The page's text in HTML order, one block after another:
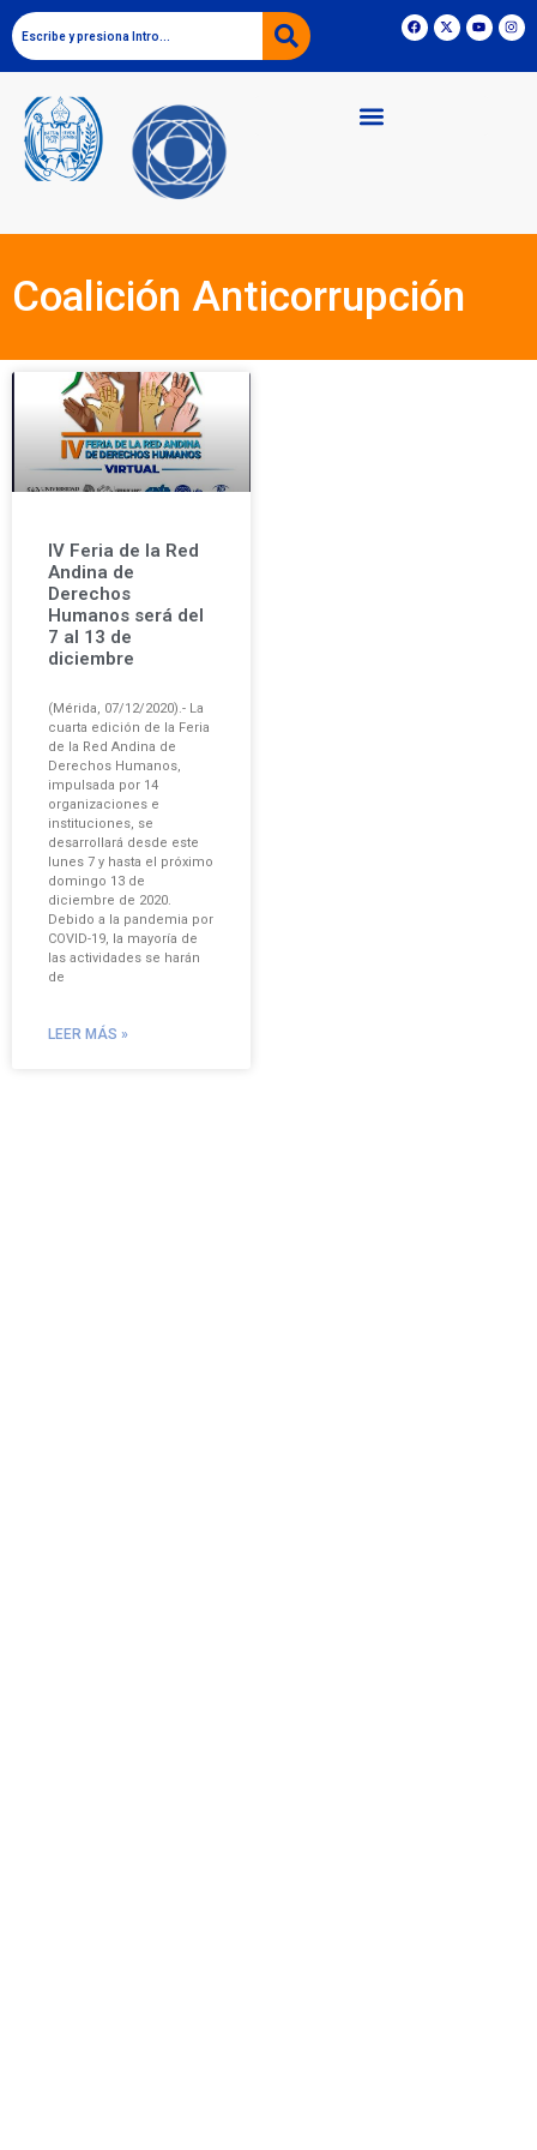
Coalición Anticorrupción
IV Feria de la Red
Andina de
Derechos
Humanos será del
7 al 13 de
diciembre
(Mérida, 07/12/2020).- La
cuarta edición de la Feria
de la Red Andina de
Derechos Humanos,
impulsada por 14
organizaciones e
instituciones, se
desarrollará desde este
lunes 7 y hasta el próximo
domingo 13 de
diciembre de 2020.
Debido a la pandemia por
COVID-19, la mayoría de
las actividades se harán
de
LEER MÁS »